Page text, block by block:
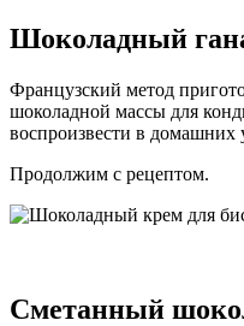
Шоколадный
Французский метод
шоколадной массы для
воспроизвести в домашних
Продолжим с рецептом.
Сметанный